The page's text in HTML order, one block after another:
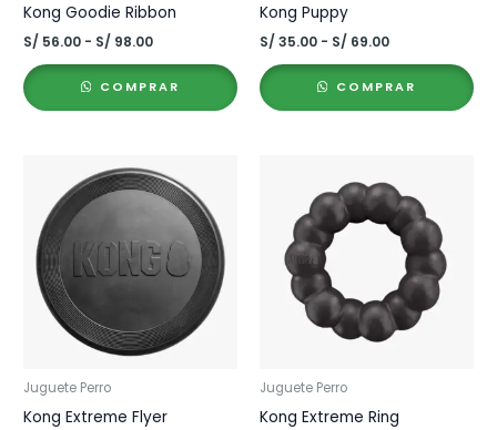
Kong Goodie Ribbon
S/ 56.00 - S/ 98.00Rango
desde
S/ 56.00
COMPRAR
Kong Puppy
S/ 35.00 - S/ 69.00Rango
desde
S/ 35.00
COMPRAR
Juguete Perro
Kong Extreme Flyer
Juguete Perro
Kong Extreme Ring